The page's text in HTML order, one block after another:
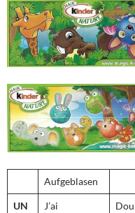
Aufgeblasen
UN J’ai